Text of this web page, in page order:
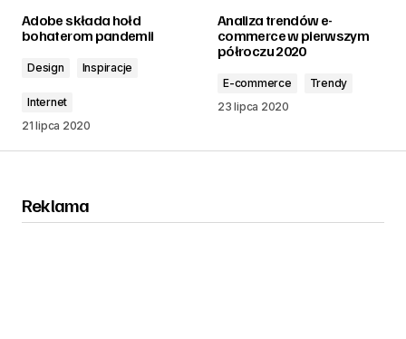
Adobe składa hołd
bohaterom pandemii
Design Inspiracje
Internet
21 lipca 2020
Analiza trendów e-
commerce w pierwszym
półroczu 2020
E-commerce
Trendy
23 lipca 2020
Reklama